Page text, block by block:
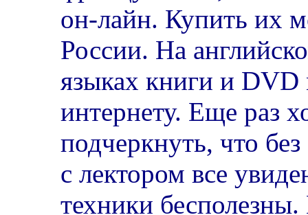
он-лайн. Купить их
России. На
языках книги и
интернету. Еще раз
подчеркнуть, что
с лектором все
техники